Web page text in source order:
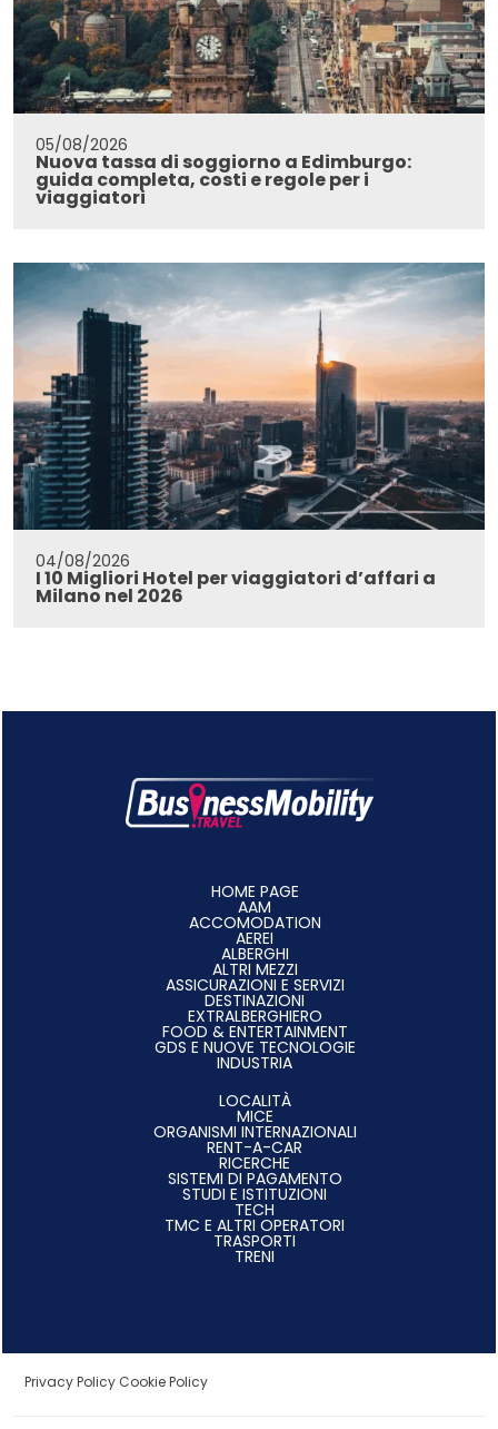
05/08/2026
Nuova tassa di soggiorno a Edimburgo:
guida completa, costi e regole per i
viaggiatori
04/08/2026
I 10 Migliori Hotel per viaggiatori d’affari a
Milano nel 2026
HOME PAGE
AAM
ACCOMODATION
AEREI
ALBERGHI
ALTRI MEZZI
ASSICURAZIONI E SERVIZI
DESTINAZIONI
EXTRALBERGHIERO
FOOD & ENTERTAINMENT
GDS E NUOVE TECNOLOGIE
INDUSTRIA
LOCALITÀ
MICE
ORGANISMI INTERNAZIONALI
RENT-A-CAR
RICERCHE
SISTEMI DI PAGAMENTO
STUDI E ISTITUZIONI
TECH
TMC E ALTRI OPERATORI
TRASPORTI
TRENI
Privacy Policy Cookie Policy